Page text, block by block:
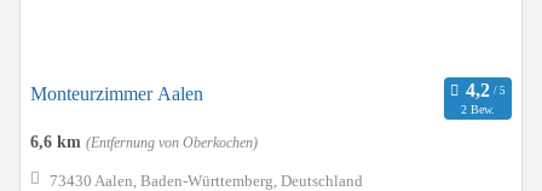
Monteurzimmer Aalen
2 Bew.
6,6 km (Entfernung von Oberkochen)
73430 Aalen, Baden-Württemberg, Deutschland